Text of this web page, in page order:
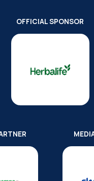
OFFICIAL SPONSOR